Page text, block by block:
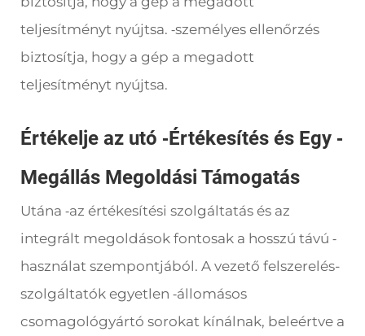
teljesítményt nyújtsa. -személyes ellenőrzés
biztosítja, hogy a gép a megadott
teljesítményt nyújtsa.
Értékelje az utó -Értékesítés és Egy -
Megállás Megoldási Támogatás
Utána -az értékesítési szolgáltatás és az
integrált megoldások fontosak a hosszú távú -
használat szempontjából. A vezető felszerelés-
szolgáltatók egyetlen -állomásos
csomagológyártó sorokat kínálnak, beleértve a